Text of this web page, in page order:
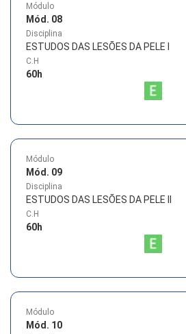
Módulo
Mód. 08
Disciplina
ESTUDOS DAS LESÕES DA PELE I
C.H
60h
Módulo
Mód. 09
Disciplina
ESTUDOS DAS LESÕES DA PELE II
C.H
60h
Módulo
Mód. 10